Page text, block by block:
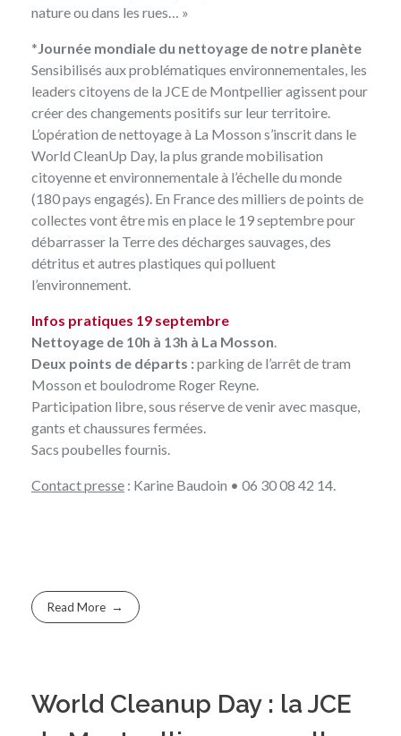
nature ou dans les rues… »
* Journée mondiale du nettoyage de notre planète
Sensibilisés aux problématiques environnementales, les
leaders citoyens de la JCE de Montpellieragissent pour
créer des changements positifs sur leur territoire.
L’opération de nettoyage à La Mosson s’inscrit dans le
World CleanUp Day, la plus grande mobilisation
citoyenne et environnementale à l’échelle du monde
(180 pays engagés). En France des milliers de points de
collectes vont être mis en place le 19 septembre pour
débarrasser la Terre des décharges sauvages, des
détritus et autres plastiques qui polluent
l’environnement.
Infos pratiques 19 septembre
Nettoyage de 10h à 13h à La Mosson
Deux points de départs :parking de l’arrêt de tram
Mosson et boulodrome Roger Reyne.
Participation libre, sous réserve de venir avec masque,
gants et chaussures fermées.
Sacs poubelles fournis.
Contact presse : Karine Baudoin • 06 30 08 42 14.
Read More
World Cleanup Day : la JCE